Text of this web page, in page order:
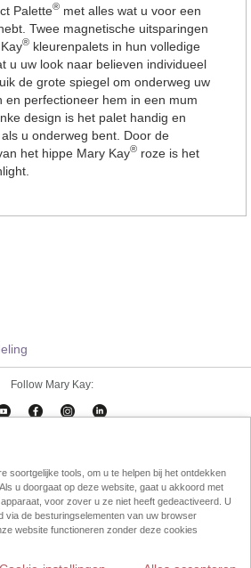
Palette® met alles wat u voor een
Twee magnetische uitsparingen
® kleurenpalets in hun volledige
u uw look naar believen individueel
de grote spiegel om onderweg uw
en perfectioneer hem in een mum
design is het palet handig en
u onderweg bent. Door de
het hippe Mary Kay® roze is het
Follow Mary Kay:
Policy
Direktverkoop etische codec
InTouch Consultant Locator
soortgelijke tools, om u te helpen bij het ontdekken
u doorgaat op deze website, gaat u akkoord met
voor zover u ze niet heeft gedeactiveerd. U
via de besturingselementen van uw browser
website functioneren zonder deze cookies